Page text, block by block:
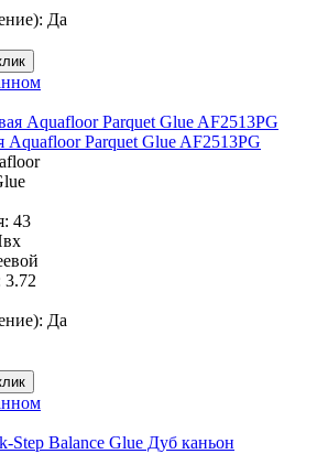
Да
Parquet Glue AF2513PG
43
3.72
Да